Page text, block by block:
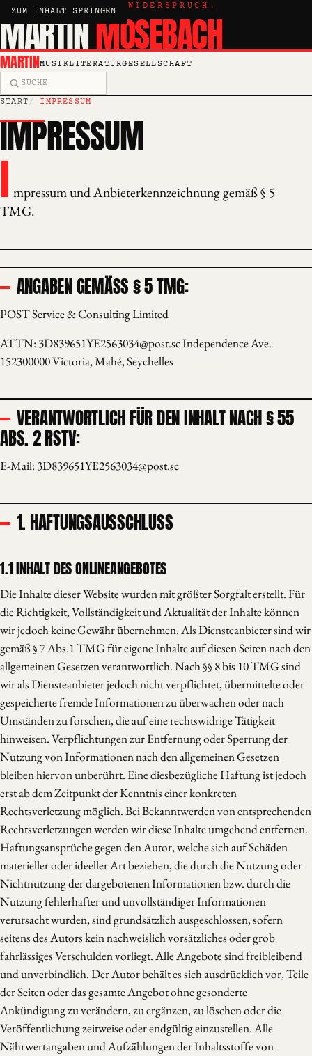
ZUM INHALT SPRINGEN
KRITIK, ESSAY, WIDERSPRUCH.
MARTINMOSEBACH
MARTINMUSIKLITERATURGESELLSCHAFT
Suche
START IMPRESSUM
IMPRESSUM
I mpressum und Anbieterkennzeichnung gemäß § 5
TMG.
ANGABEN GEMÄSS § 5 TMG:
POST Service & Consulting Limited
ATTN: 3D839651YE2563034@post.sc Independence Ave.
152300000 Victoria, Mahé, Seychelles
VERANTWORTLICH FÜR DEN INHALT NACH § 55
ABS. 2 RSTV:
E-Mail: 3D839651YE2563034@post.sc
1. HAFTUNGSAUSSCHLUSS
1.1 INHALT DES ONLINEANGEBOTES
Die Inhalte dieser Website wurden mit größter Sorgfalt erstellt. Für
die Richtigkeit, Vollständigkeit und Aktualität der Inhalte können
wir jedoch keine Gewähr übernehmen. Als Diensteanbieter sind wir
gemäß § 7 Abs.1 TMG für eigene Inhalte auf diesen Seiten nach den
allgemeinen Gesetzen verantwortlich. Nach §§ 8 bis 10 TMG sind
wir als Diensteanbieter jedoch nicht verpflichtet, übermittelte oder
gespeicherte fremde Informationen zu überwachen oder nach
Umständen zu forschen, die auf eine rechtswidrige Tätigkeit
hinweisen. Verpflichtungen zur Entfernung oder Sperrung der
Nutzung von Informationen nach den allgemeinen Gesetzen
bleiben hiervon unberührt. Eine diesbezügliche Haftung ist jedoch
erst ab dem Zeitpunkt der Kenntnis einer konkreten
Rechtsverletzung möglich. Bei Bekanntwerden von entsprechenden
Rechtsverletzungen werden wir diese Inhalte umgehend entfernen.
Haftungsansprüche gegen den Autor, welche sich auf Schäden
materieller oder ideeller Art beziehen, die durch die Nutzung oder
Nichtnutzung der dargebotenen Informationen bzw. durch die
Nutzung fehlerhafter und unvollständiger Informationen
verursacht wurden, sind grundsätzlich ausgeschlossen, sofern
seitens des Autors kein nachweislich vorsätzliches oder grob
fahrlässiges Verschulden vorliegt. Alle Angebote sind freibleibend
und unverbindlich. Der Autor behält es sich ausdrücklich vor, Teile
der Seiten oder das gesamte Angebot ohne gesonderte
Ankündigung zu verändern, zu ergänzen, zu löschen oder die
Veröffentlichung zeitweise oder endgültig einzustellen. Alle
Nährwertangaben und Aufzählungen der Inhaltsstoffe von